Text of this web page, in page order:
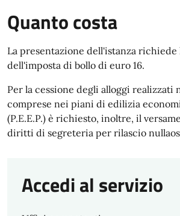
Quanto costa
La presentazione dell'istanza richiede
dell'imposta di bollo di euro 16.
Per la cessione degli alloggi realizzati
comprese nei piani di edilizia
(P.E.E.P.) è richiesto, inoltre, il
diritti di segreteria per rilascio
Accedi al servizio